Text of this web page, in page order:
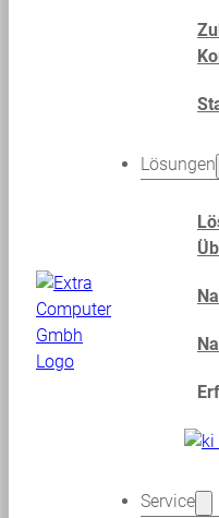
Lösungen
Service